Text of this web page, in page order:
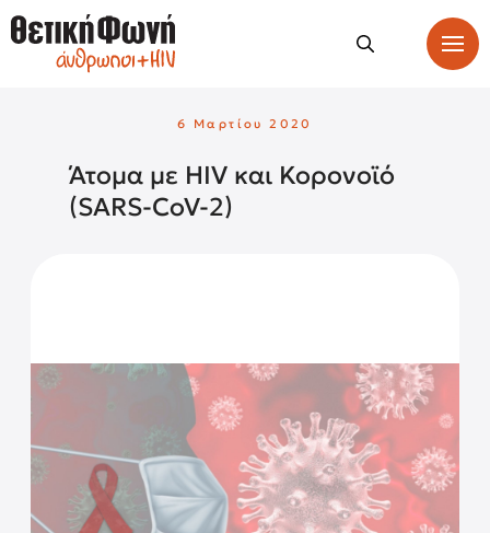
6 Μαρτίου 2020
Άτομα με HIV και Κορονοϊό
(SARS-CoV-2)